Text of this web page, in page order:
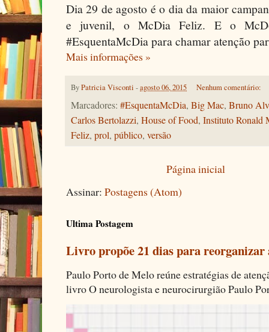
Dia 29 de agosto é o dia da maior
e juvenil, o McDia Feliz. E o
#EsquentaMcDia para chamar atenção
Mais informações »
ByPatricia Visconti -agosto 06, 2015 Nenhum comentário:
Marcadores: #EsquentaMcDia, Big Mac, Bruno
Carlos Bertolazzi, House of Food, Instituto Ronald
Feliz, prol, público, versão
Página inicial
Assinar: Postagens (Atom)
Ultima Postagem
Livro propõe 21 dias para
Paulo Porto de Melo reúne estratégias de
livro O neurologista e neurocirurgião Paulo